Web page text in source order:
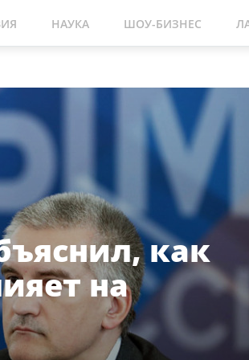
НАУКА ШОУ-БИЗНЕС
как
на